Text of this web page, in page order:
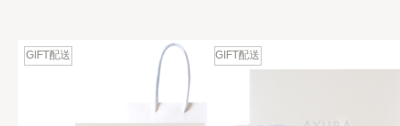
GIFT配送 GIFT配送